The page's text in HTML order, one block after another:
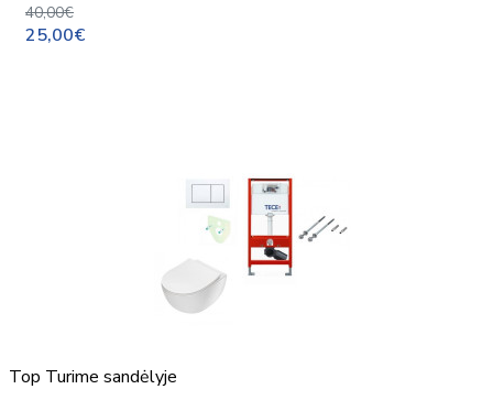
40,00€
25,00€
Top Turime sandėlyje